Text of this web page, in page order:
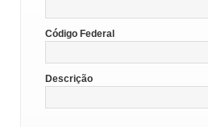
Código Federal
Descrição